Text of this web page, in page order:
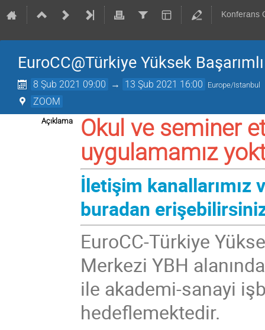
Konferans
EuroCC@Türkiye Yüksek
8 Şub 2021 09:00 → 13 Şub 2021 16:00 Europe/Istanbul
ZOOM
Açıklama
Okul ve seminer
uygulamamız
İletişim kanallarımız
buradan
EuroCC-Türkiye
Merkezi YBH
ile akademi-sanayi
hedeflemektedir.